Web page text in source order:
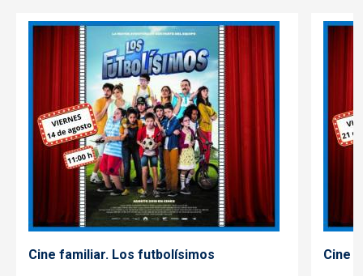
Cine familiar. Los futbolísimos Cine